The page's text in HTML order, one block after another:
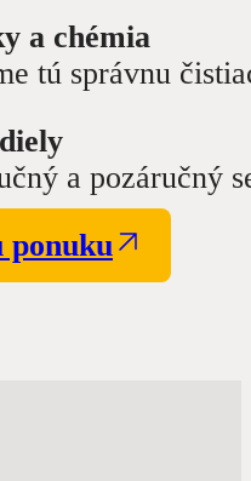
a chémia
tú správnu
a pozáručný
ponuku